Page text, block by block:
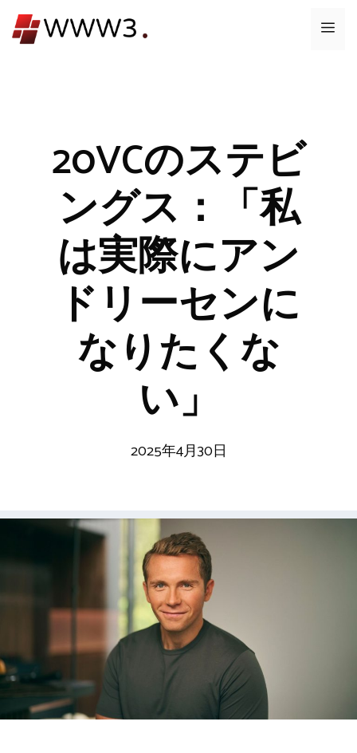
ン
メ
20VCのステビ
ングス：「私
は実際にアン
ドリーセンに
なりたくな
い」
2025年4月30日